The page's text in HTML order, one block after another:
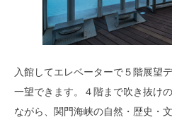
入館してエレベーターで５階展望
一望できます。４階まで吹き抜け
ながら、関門海峡の自然・歴史・